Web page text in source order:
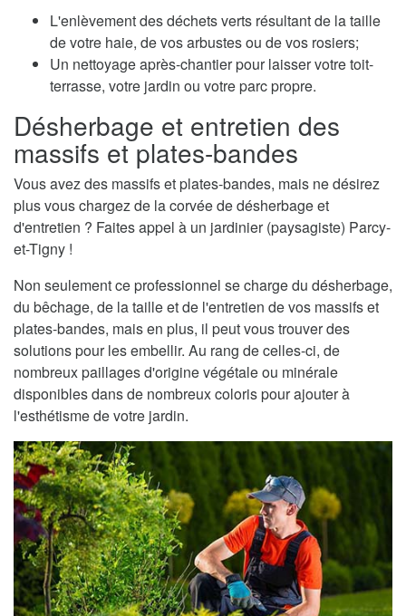
L'enlèvement des déchets verts résultant de la taille
de votre haie, de vos arbustes ou de vos rosiers;
Un nettoyage après-chantier pour laisser votre toit-
terrasse, votre jardin ou votre parc propre.
Désherbage et entretien des
massifs et plates-bandes
Vous avez des massifs et plates-bandes, mais ne désirez
plus vous chargez de la corvée de désherbage et
d'entretien ? Faites appel à un jardinier (paysagiste) Parcy-
et-Tigny !
Non seulement ce professionnel se charge du désherbage,
du bêchage, de la taille et de l'entretien de vos massifs et
plates-bandes, mais en plus, il peut vous trouver des
solutions pour les embellir. Au rang de celles-ci, de
nombreux paillages d'origine végétale ou minérale
disponibles dans de nombreux coloris pour ajouter à
l'esthétisme de votre jardin.